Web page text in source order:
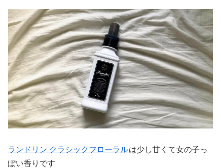
ランドリン クラシックフローラルは少し甘くて女の子っ
ぽい香りです